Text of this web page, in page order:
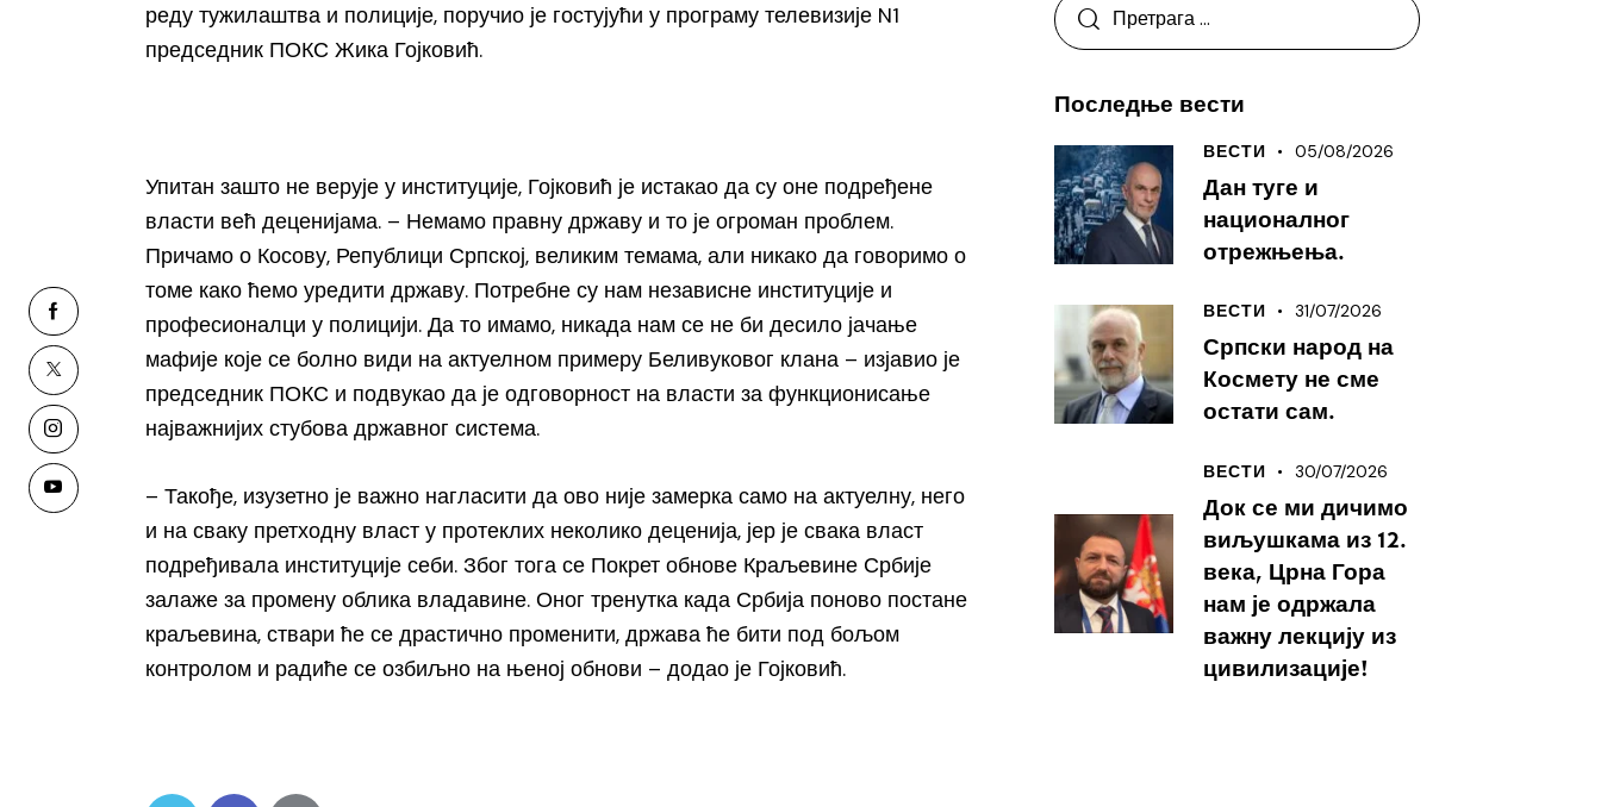
реду тужилаштва и полиције, поручио је гостујући у програму телевизије N1
председник ПОКС Жика Гојковић.
Упитан зашто не верује у институције, Гојковић је истакао да су оне подређене
власти већ деценијама. – Немамо правну државу и то је огроман проблем.
Причамо о Косову, Републици Српској, великим темама, али никако да говоримо о
томе како ћемо уредити државу. Потребне су нам независне институције и
професионалци у полицији. Да то имамо, никада нам се не би десило јачање
мафије које се болно види на актуелном примеру Беливуковог клана – изјавио је
председник ПОКС и подвукао да је одговорност на власти за функционисање
најважнијих стубова државног система.
– Такође, изузетно је важно нагласити да ово није замерка само на актуелну, него
и на сваку претходну власт у протеклих неколико деценија, јер је свака власт
подређивала институције себи. Због тога се Покрет обнове Краљевине Србије
залаже за промену облика владавине. Оног тренутка када Србија поново постане
краљевина, ствари ће се драстично променити, држава ће бити под бољом
контролом и радиће се озбиљно на њеној обнови – додао је Гојковић.
Последње вести
ВЕСТИ 05/08/2026
Дан туге и
националног
отрежњења.
ВЕСТИ 31/07/2026
Српски народ на
Космету не сме
остати сам.
ВЕСТИ 30/07/2026
Док се ми дичимо
виљушкама из 12.
века, Црна Гора
нам је одржала
важну лекцију из
цивилизације!